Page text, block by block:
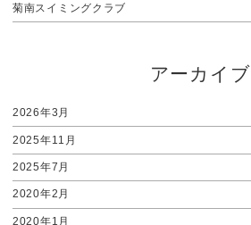
菊南スイミングクラブ
アーカイブ
2026年3月
2025年11月
2025年7月
2020年2月
2020年1月